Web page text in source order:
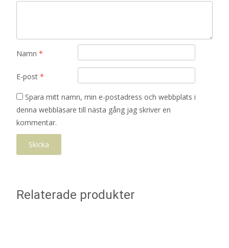
Namn *
E-post *
Spara mitt namn, min e-postadress och webbplats i
denna webbläsare till nästa gång jag skriver en
kommentar.
Relaterade produkter